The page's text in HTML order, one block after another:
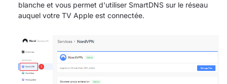
blanche et vous permet d'utiliser SmartDNS sur le réseau
auquel votre TV Apple est connectée.